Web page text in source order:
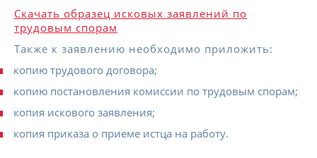
Скачать образец исковых заявлений по
трудовым спорам
Также к заявлению необходимо приложить:
копию трудового договора;
копию постановления комиссии по трудовым спорам;
копия искового заявления;
копия приказа о приеме истца на работу.